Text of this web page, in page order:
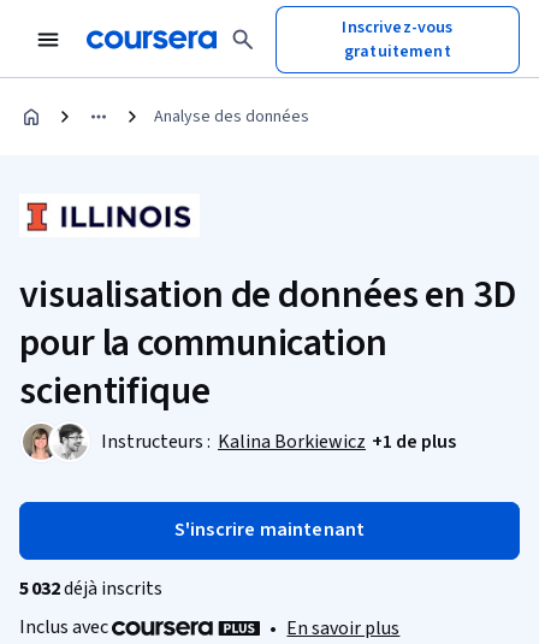
Inscrivez-vous
gratuitement
Analyse des données
visualisation de données en 3D
pour la communication
scientifique
Instructeurs : Kalina Borkiewicz +1 de plus
S'inscrire maintenant
5 032déjà inscrits
Inclus avec
• En savoir plus